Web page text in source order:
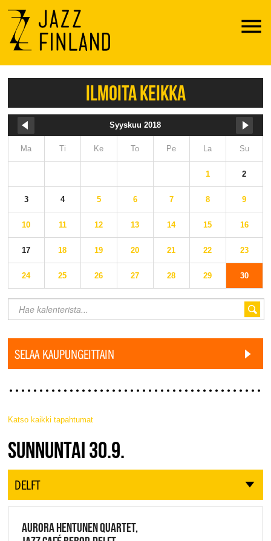
Menu
ILMOITA KEIKKA
Syyskuu 2018
Ma Ti Ke To Pe La Su
1 2
3 4 5 6 7 8 9
10 11 12 13 14 15 16
17 18 19 20 21 22 23
24 25 26 27 28 29 30
SELAA KAUPUNGEITTAIN
Katso kaikki tapahtumat
JAZZ FINLAND LIVE
SUNNUNTAI 30.9.
DELFT
AURORA HENTUNEN QUARTET,